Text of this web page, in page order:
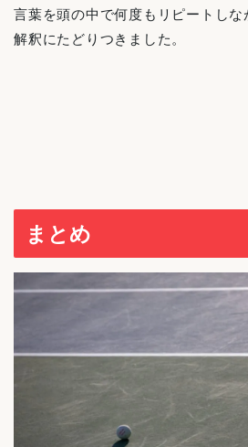
言葉を頭の中で何度もリピートしな
解釈にたどりつきました。
まとめ